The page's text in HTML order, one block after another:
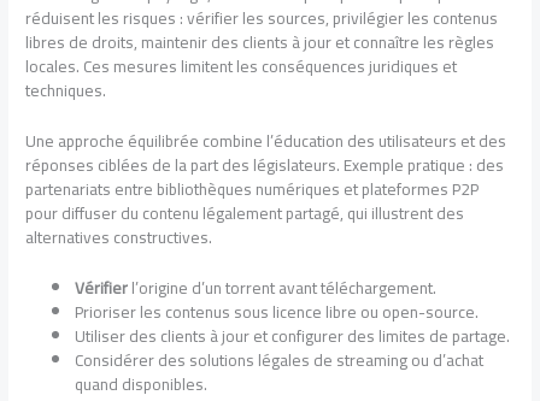
réduisent les risques : vérifier les sources, privilégier les contenus
libres de droits, maintenir des clients à jour et connaître les règles
locales. Ces mesures limitent les conséquences juridiques et
techniques.
Une approche équilibrée combine l’éducation des utilisateurs et des
réponses ciblées de la part des législateurs. Exemple pratique : des
partenariats entre bibliothèques numériques et plateformes P2P
pour diffuser du contenu légalement partagé, qui illustrent des
alternatives constructives.
Vérifierl’origine d’un torrent avant téléchargement.
Prioriser les contenus sous licence libre ou open-source.
Utiliser des clients à jour et configurer des limites de partage.
Considérer des solutions légales de streaming ou d’achat
quand disponibles.